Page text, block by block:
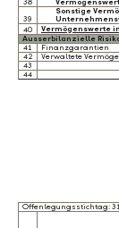
39
Sonstige
40
Vermögenswerte
Ausserbilanzielle
41
Finanzgarantien
42
Verwaltete
43
44
Offenlegungsstichtag: